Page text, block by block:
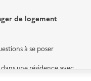
de logement
à se poser
une résidence avec